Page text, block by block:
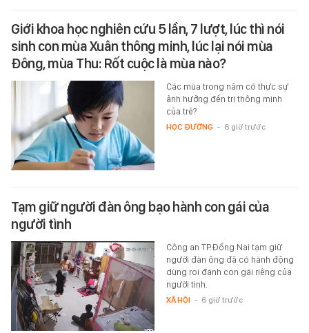
Giới khoa học nghiên cứu 5 lần, 7 lượt, lúc thì nói
sinh con mùa Xuân thông minh, lúc lại nói mùa
Đông, mùa Thu: Rốt cuộc là mùa nào?
Các mùa trong năm có thực sự
ảnh hưởng đến trí thông minh
của trẻ?
HỌC ĐƯỜNG - 6 giờ trước
Tạm giữ người đàn ông bạo hành con gái của
người tình
Công an TP.Đồng Nai tạm giữ
người đàn ông đã có hành động
dùng roi đánh con gái riêng của
người tình.
XÃ HỘI - 6 giờ trước